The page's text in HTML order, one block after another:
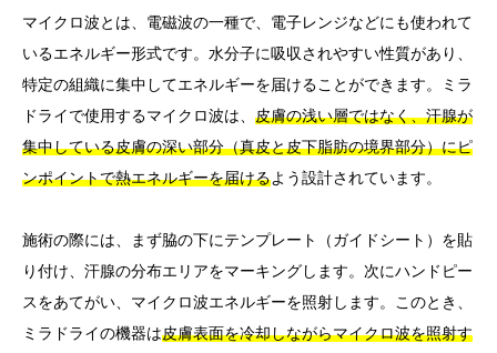
マイクロ波とは、電磁波の一種で、電子レンジなどにも使われて
いるエネルギー形式です。水分子に吸収されやすい性質があり、
特定の組織に集中してエネルギーを届けることができます。ミラ
ドライで使用するマイクロ波は、 皮膚の浅い層ではなく、汗腺が
集中している皮膚の深い部分（真皮と皮下脂肪の境界部分）にピ
ンポイントで熱エネルギーを届けるよう設計されています。
施術の際には、まず脇の下にテンプレート（ガイドシート）を貼
り付け、汗腺の分布エリアをマーキングします。次にハンドピー
スをあてがい、マイクロ波エネルギーを照射します。このとき、
ミラドライの機器は皮膚表面を冷却しながらマイクロ波を照射す